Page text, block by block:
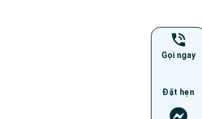
Gọi ngay
Đặt hẹn